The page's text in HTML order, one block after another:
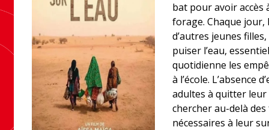
bat pour avoir accès
forage. Chaque jour,
d’autres jeunes
puiser l’eau,
quotidienne les
à l’école. L’absence
adultes à quitter
chercher au-delà
nécessaires à leur